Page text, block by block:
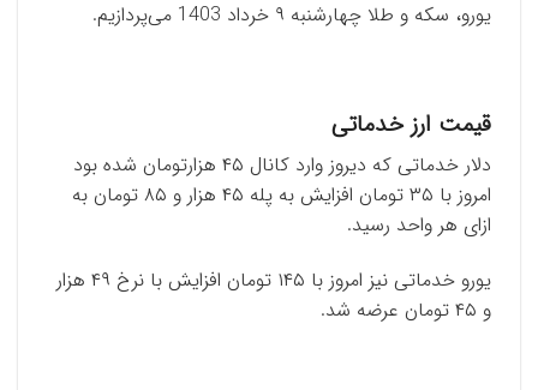
یورو، سکه و طلا چهارشنبه ۹ خرداد 1403 می‌پردازیم.
قیمت ارز خدماتی
دلار خدماتی که دیروز وارد کانال ۴۵ هزارتومان شده بود
امروز با ۳۵ تومان افزایش به پله ۴۵ هزار و ۸۵ تومان به
ازای هر واحد رسید.
یورو خدماتی نیز امروز با ۱۴۵ تومان افزایش با نرخ ۴۹ هزار
و ۴۵ تومان عرضه شد.